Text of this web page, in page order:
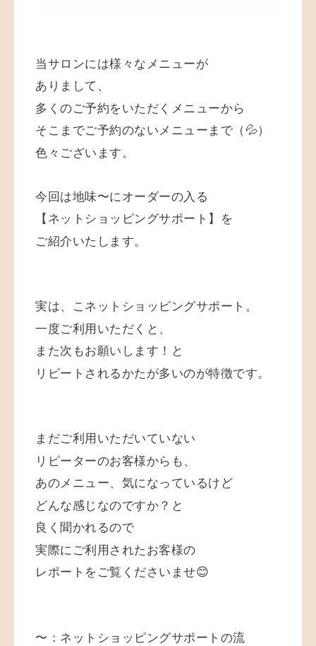
当サロンには様々なメニューが
ありまして、
多くのご予約をいただくメニューから
そこまでご予約のないメニューまで（💦）
色々ございます。
今回は地味〜にオーダーの入る
【ネットショッピングサポート】を
ご紹介いたします。
実は、こネットショッピングサポート。
一度ご利用いただくと、
また次もお願いします！と
リピートされるかたが多いのが特徴です。
まだご利用いただいていない
リピーターのお客様からも、
あのメニュー、気になっているけど
どんな感じなのですか？と
良く聞かれるので
実際にご利用されたお客様の
レポートをご覧くださいませ😊
〜：ネットショッピングサポートの流